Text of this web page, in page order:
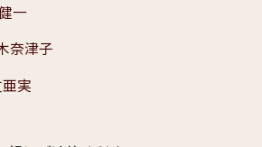
一
奈津子
実